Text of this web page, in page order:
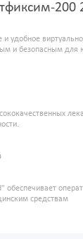
200
удобное
и безопасным для
средствам